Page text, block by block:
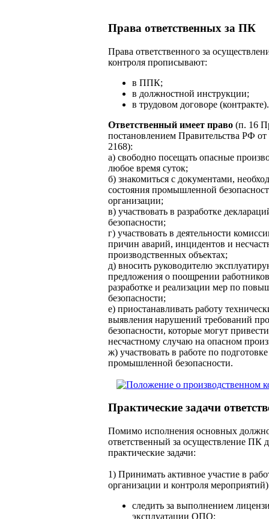
Права ответственных за ПК
Права ответственного за
контроля прописывают:
в ППК;
в должностной инструкции;
в трудовом договоре (контракте).
Ответственный имеет право (п. 16
постановлением Правительства РФ
2168):
а) свободно посещать опасные
любое время суток;
б) знакомиться с документами,
состояния промышленной
организации;
в) участвовать в разработке
безопасности;
г) участвовать в деятельности
причин аварий, инцидентов и
производственных объектах;
д) вносить руководителю
предложения о поощрении
разработке и реализации мер по
безопасности;
е) приостанавливать работу
выявления нарушений требований
безопасности, которые могут
несчастному случаю на опасном
ж) участвовать в работе по
промышленной безопасности.
Практические задачи
Помимо исполнения основных
ответственный за осуществление ПК
практические задачи:
1) Принимать активное участие в
организации и контроля
следить за выполнением
эксплуатации ОПО;